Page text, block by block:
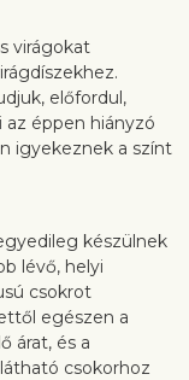
virágokat
előfordul,
éppen hiányzó
igyekeznek a színt
készülnek
lévő, helyi
csokrot
egészen a
árat, és a
csokorhoz